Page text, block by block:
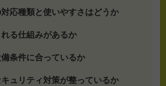
応種類と使いやすさはどうか
る仕組みがあるか
条件に合っているか
ュリティ対策が整っているか